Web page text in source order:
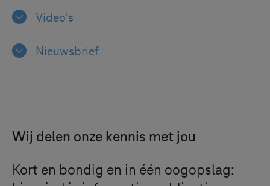
Video's
Nieuwsbrief
Wij delen onze kennis met jou
Kort en bondig en in één oogopslag: